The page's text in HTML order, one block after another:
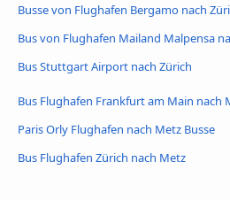
Busse von Flughafen Bergamo nach
Bus von Flughafen Mailand Malpensa
Bus Stuttgart Airport nach Zürich
Bus Flughafen Frankfurt am Main nach
Paris Orly Flughafen nach Metz Busse
Bus Flughafen Zürich nach Metz